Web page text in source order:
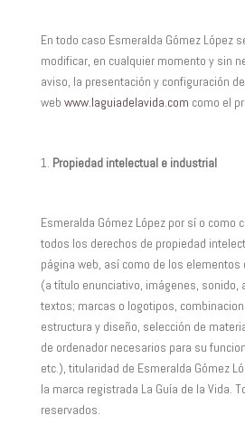
En todo caso Esmeralda Gómez López
modificar, en cualquier momento y sin
aviso, la presentación y configuración
web www.laguiadelavida.com como el
Propiedad intelectual e industrial
Esmeralda Gómez López por sí o como
todos los derechos de propiedad
página web, así como de los
(a título enunciativo, imágenes, sonido,
textos; marcas o logotipos,
estructura y diseño, selección de
de ordenador necesarios para su
etc.), titularidad de Esmeralda Gómez
la marca registrada La Guía de la Vida.
reservados.